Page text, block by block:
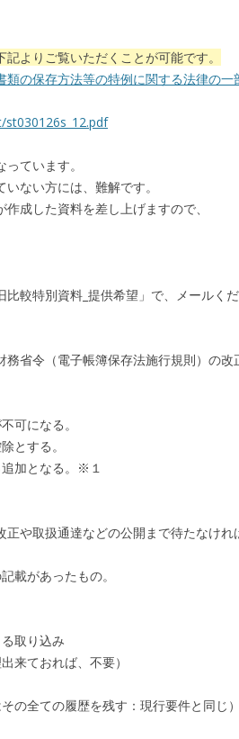
よりご覧いただくことが可能です。
類の保存方法等の特例に関する法律の一
ています。
ない方には、難解です。
成した資料を差し上げますので、
較特別資料_提供希望」で、メールく
省令（電子帳簿保存法施行規則）の改
可になる。
とする。
加となる。※１
や取扱通達などの公開まで待たなけれ
載があったもの。
取り込み
来ておれば、不要）
の全ての履歴を残す：現行要件と同じ）